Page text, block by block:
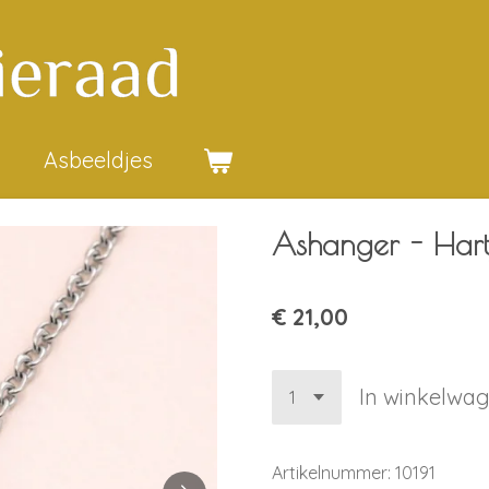
Asbeeldjes
Ashanger -
€ 21,00
In
Artikelnummer: 10191